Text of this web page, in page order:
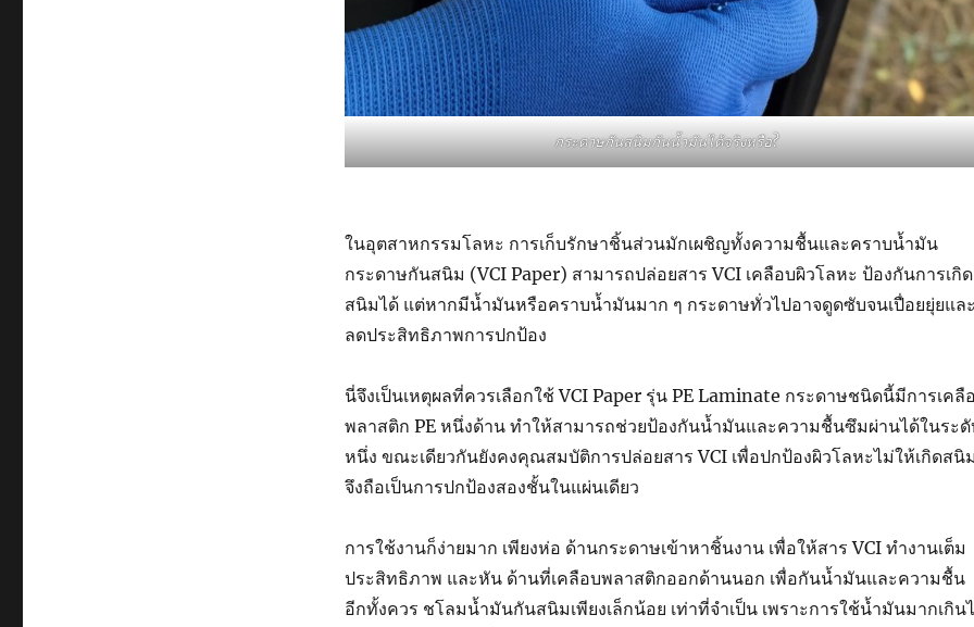
กระดาษกันสนิมกันน้ำมันได้จริงหรือ?
ในอุตสาหกรรมโลหะ การเก็บรักษาชิ้นส่วนมักเผชิญทั้งความชื้นและคราบน้ำมัน
กระดาษกันสนิม (VCI Paper) สามารถปล่อยสาร VCI เคลือบผิวโลหะ ป้องกันการเกิด
สนิมได้ แต่หากมีน้ำมันหรือคราบน้ำมันมาก ๆ กระดาษทั่วไปอาจดูดซับจนเปื่อยยุ่ยและ
ลดประสิทธิภาพการปกป้อง
นี่จึงเป็นเหตุผลที่ควรเลือกใช้ VCI Paper รุ่น PE Laminate กระดาษชนิดนี้มีการเคลื
พลาสติก PE หนึ่งด้าน ทำให้สามารถช่วยป้องกันน้ำมันและความชื้นซึมผ่านได้ในระดั
หนึ่ง ขณะเดียวกันยังคงคุณสมบัติการปล่อยสาร VCI เพื่อปกป้องผิวโลหะไม่ให้เกิดสนิม
จึงถือเป็นการปกป้องสองชั้นในแผ่นเดียว
การใช้งานก็ง่ายมาก เพียงห่อ ด้านกระดาษเข้าหาชิ้นงาน เพื่อให้สาร VCI ทำงานเต็ม
ประสิทธิภาพ และหัน ด้านที่เคลือบพลาสติกออกด้านนอก เพื่อกันน้ำมันและความชื้น
อีกทั้งควร ชโลมน้ำมันกันสนิมเพียงเล็กน้อย เท่าที่จำเป็น เพราะการใช้น้ำมันมากเกิน